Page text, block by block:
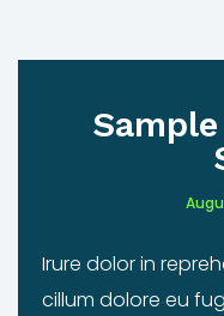
Irure dolor in
cillum dolore eu